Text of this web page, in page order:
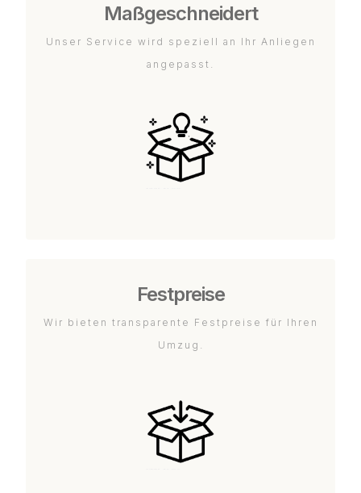
Maßgeschneidert
Unser Service wird speziell an Ihr Anliegen
angepasst.
Festpreise
Wir bieten transparente Festpreise für Ihren
Umzug.